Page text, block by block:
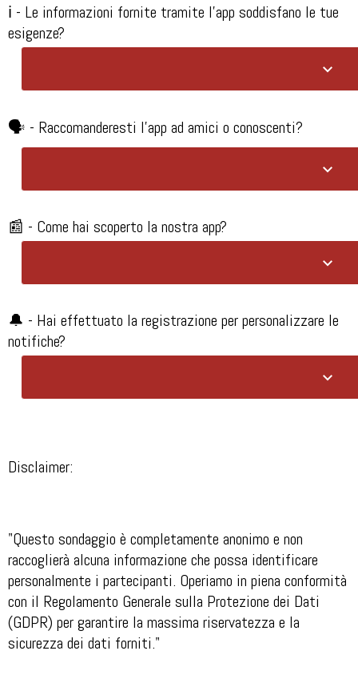
ℹ️ - Le informazioni fornite tramite l'app soddisfano le tue
esigenze?​
🗣️ - Raccomanderesti l'app ad amici o conoscenti?​
📰 - Come hai scoperto la nostra app?​
🔔 - Hai effettuato la registrazione per personalizzare le
notifiche?
Disclaimer:
"Questo sondaggio è completamente anonimo e non
raccoglierà alcuna informazione che possa identificare
personalmente i partecipanti. Operiamo in piena conformità
con il Regolamento Generale sulla Protezione dei Dati
(GDPR) per garantire la massima riservatezza e la
sicurezza dei dati forniti."